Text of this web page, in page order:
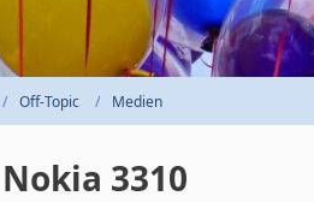
Off-Topic Medien
3310